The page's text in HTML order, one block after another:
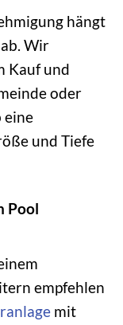
hängt
Wir
Kauf und
oder
eine
und Tiefe
Pool
empfehlen
mit